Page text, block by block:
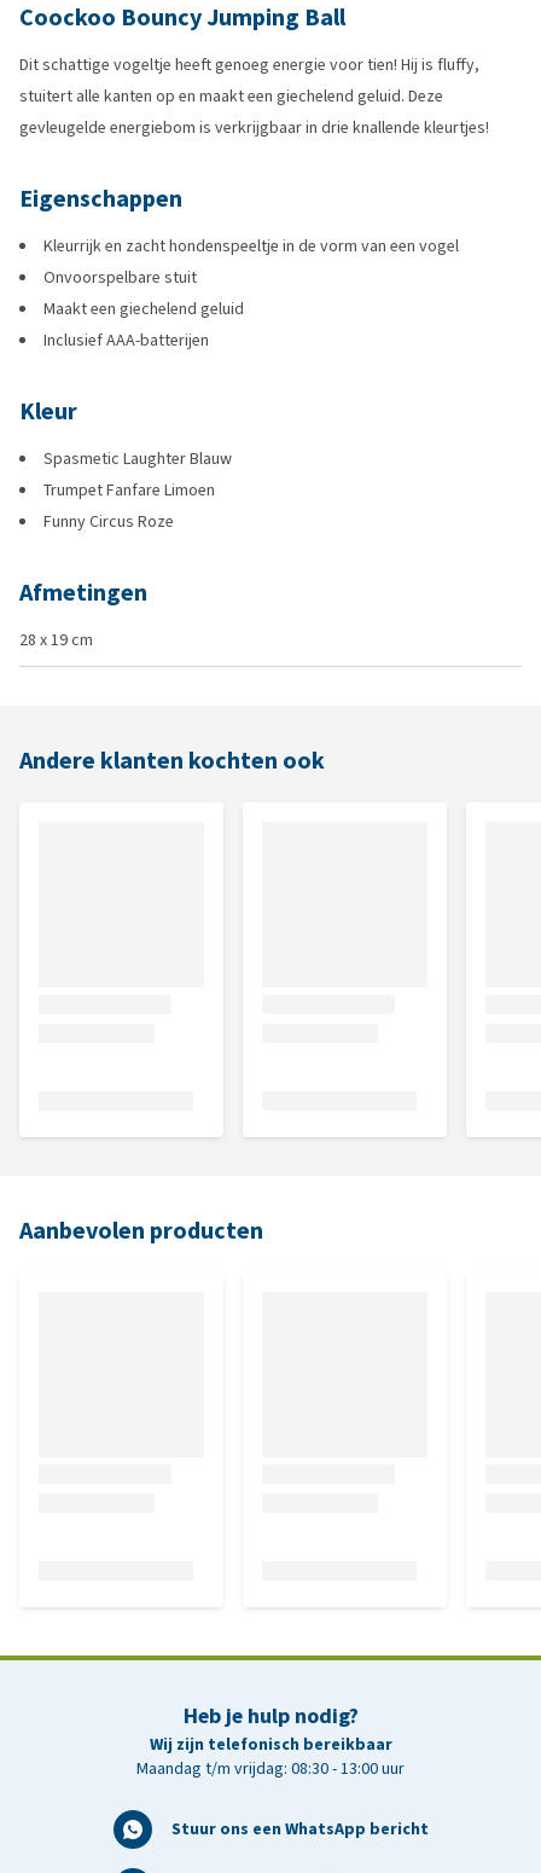
Coockoo Bouncy Jumping Ball
Dit schattige vogeltje heeft genoeg energie voor tien! Hij is fluffy,
stuitert alle kanten op en maakt een giechelend geluid. Deze
gevleugelde energiebom is verkrijgbaar in drie knallende kleurtjes!
Eigenschappen
Kleurrijk en zacht hondenspeeltje in de vorm van een vogel
Onvoorspelbare stuit
Maakt een giechelend geluid
Inclusief AAA-batterijen
Kleur
Spasmetic Laughter Blauw
Trumpet Fanfare Limoen
Funny Circus Roze
Afmetingen
28 x 19 cm
Andere klanten kochten ook
Aanbevolen producten
Heb je hulp nodig?
Wij zijn telefonisch bereikbaar
Maandag t/m vrijdag: 08:30 - 13:00 uur
Stuur ons een WhatsApp bericht